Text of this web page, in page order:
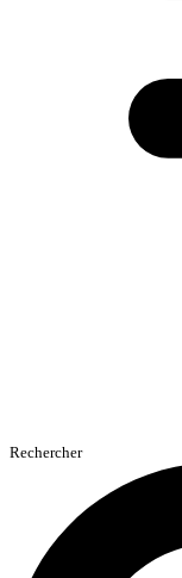
Rechercher